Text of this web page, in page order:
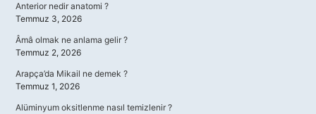
Anterior nedir anatomi ?
Temmuz 3, 2026
Âmâ olmak ne anlama gelir ?
Temmuz 2, 2026
Arapça’da Mikail ne demek ?
Temmuz 1, 2026
Alüminyum oksitlenme nasıl temizlenir ?